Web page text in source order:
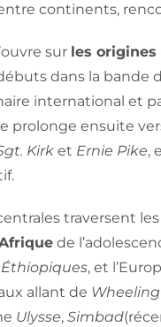
continents,
sur les
dans la bande
international et
prolonge ensuite
Kirket Ernie Pike,
traversent
de
Éthiopiques, et
allant de Wheeling
Ulysse, Simbad